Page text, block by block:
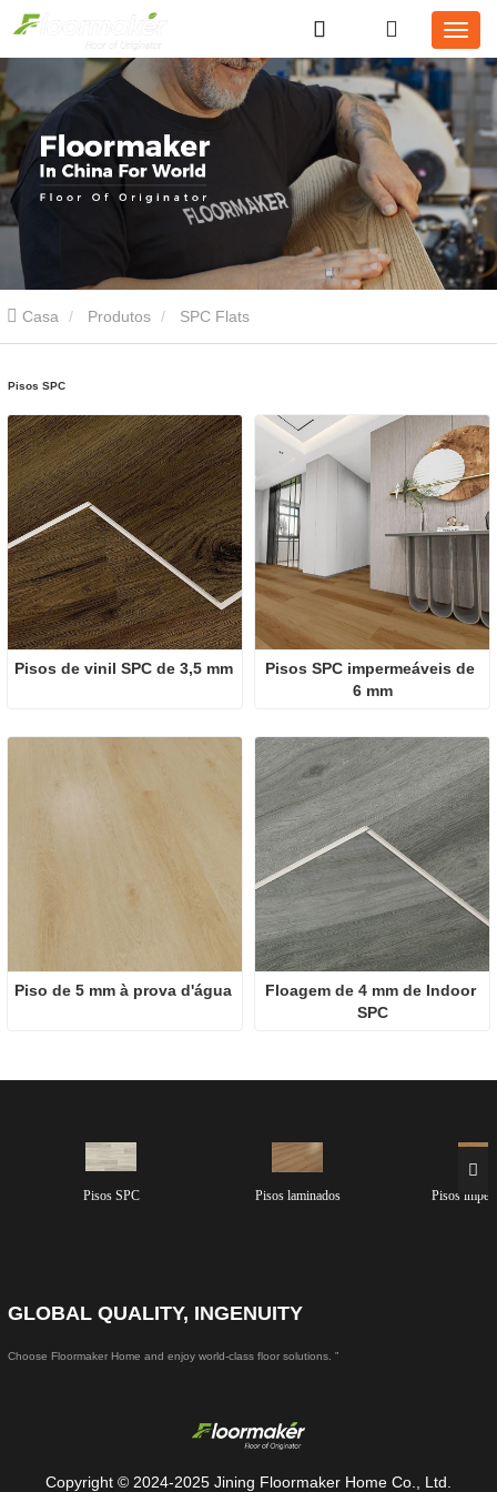
Casa Produtos SPC Flats
Pisos SPC
Pisos de vinil SPC de 3,5 mm
Pisos SPC impermeáveis ​​de
6 mm
Piso de 5 mm à prova d'água
Floagem de 4 mm de Indoor
SPC
Pisos SPC Pisos laminados Pisos
GLOBAL QUALITY, INGENUITY
Choose Floormaker Home and enjoy world-class floor solutions. ”
Copyright © 2024-2025 Jining Floormaker Home Co., Ltd.